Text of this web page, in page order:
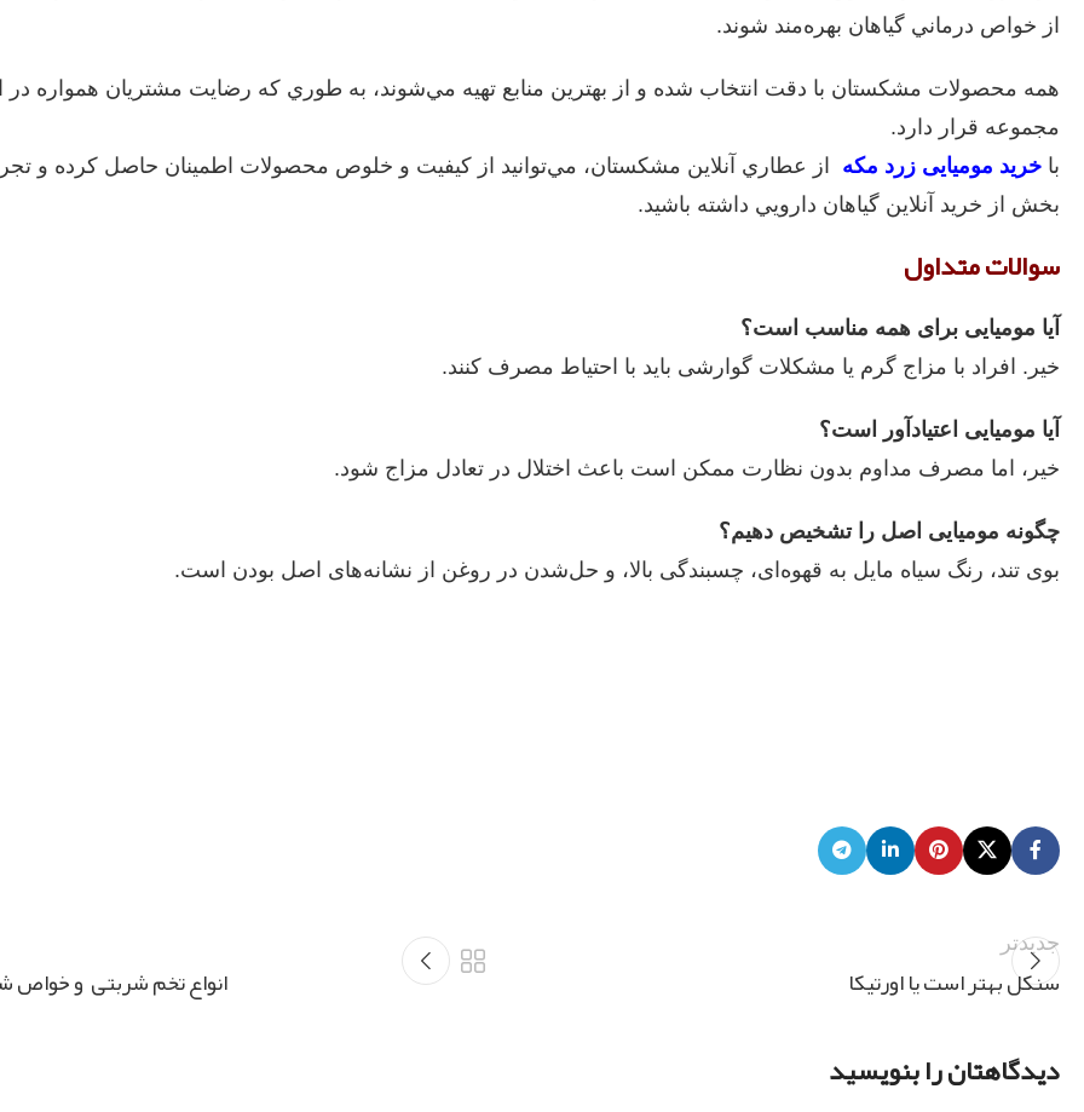
از خواص درماني گياهان بهره‌مند شوند.
همه محصولات مشکستان با دقت انتخاب شده و از بهترين منابع تهيه مي‌شوند، به‌ طوري که رضايت مشتريان همواره در
مجموعه قرار دارد.
با خريد مومیایی زرد مکه از عطاري آنلاين مشکستان، مي‌توانيد از کيفيت و خلوص محصولات اطمينان حاصل کرده و
بخش از خريد آنلاين گياهان دارويي داشته باشيد.
سوالات متداول
آیا مومیایی برای همه مناسب است؟
خیر. افراد با مزاج گرم یا مشکلات گوارشی باید با احتیاط مصرف کنند.
آیا مومیایی اعتیادآور است؟
خیر، اما مصرف مداوم بدون نظارت ممکن است باعث اختلال در تعادل مزاج شود.
چگونه مومیایی اصل را تشخیص دهیم؟
بوی تند، رنگ سیاه مایل به قهوه‌ای، چسبندگی بالا، و حل‌شدن در روغن از نشانه‌های اصل بودن است.
جدیدتر
سنکل بهتر است یا اورتیکا انواع تخم شربتی و خواص
دیدگاهتان را بنویسید